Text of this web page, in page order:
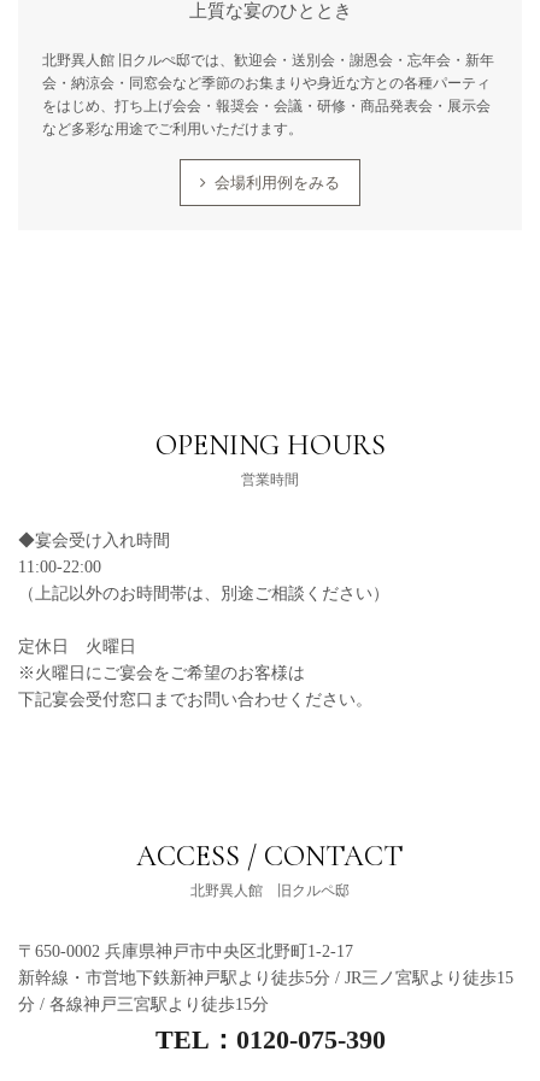
上質な宴のひととき
​​北野異人館 旧クルぺ邸では、歓迎会・送別会・謝恩会・忘年会・新年
会・納涼会・同窓会など季節のお集まりや身近な方との各種パーティ
をはじめ、打ち上げ会会・報奨会・会議・研修・商品発表会・展示会
など多彩な用途でご利用いただけます。
会場利用例をみる
OPENING HOURS
営業時間
◆宴会受け入れ時間
11:00-22:00
（上記以外のお時間帯は、別途ご相談ください）
定休日 火曜日
※火曜日にご宴会をご希望のお客様は
下記宴会受付窓口までお問い合わせください。
ACCESS / CONTACT
北野異人館 旧クルペ邸
〒650-0002 兵庫県神戸市中央区北野町1-2-17
新幹線・市営地下鉄新神戸駅より徒歩5分 / JR三ノ宮駅より徒歩15
分 / 各線神戸三宮駅より徒歩15分
TEL： 0120-075-390